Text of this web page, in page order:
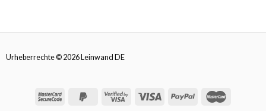
Urheberrechte © 2026 Leinwand DE